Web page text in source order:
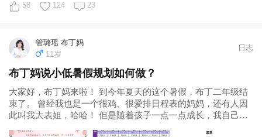
58 124 23
管璐瑶 布丁妈
11岁
日志
布丁妈说小低暑假规划如何做？
大家好，布丁妈来啦！ 到今年夏天的这个暑假，布丁二年级结
束了。 曾经我也是一个很鸡、很爱排日程表的妈妈，还有人因
此叫我大表姐，哈哈！ 但是随着孩子一点一点成长，我自己也